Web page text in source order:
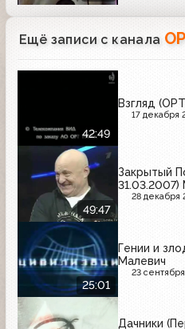
Ещё записи с канала
42:49
Взгляд
17 декабря
49:47
Закрытый Показ
31.03.2007)
28 декабря
25:01
Гении и
Малевич
23
Дачники